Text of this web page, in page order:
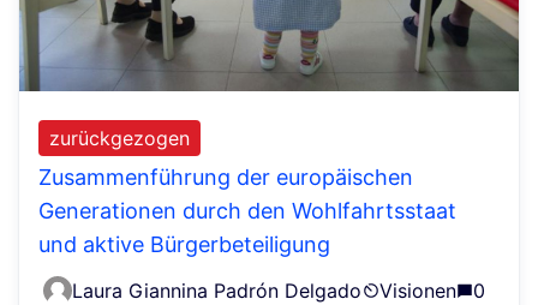
Zusammenführung der europäischen
Generationen durch den Wohlfahrtsstaat
und aktive Bürgerbeteiligung
zurückgezogen
Laura Giannina Padrón Delgado Visionen
0